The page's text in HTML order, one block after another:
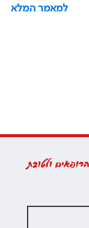
למאמר המלא
ולטובת